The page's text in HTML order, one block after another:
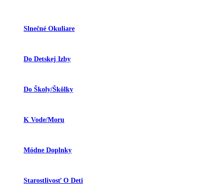
Slnečné Okuliare
Do Detskej Izby
Do Školy/škôlky
K Vode/moru
Módne Doplnky
Starostlivosť O Deti